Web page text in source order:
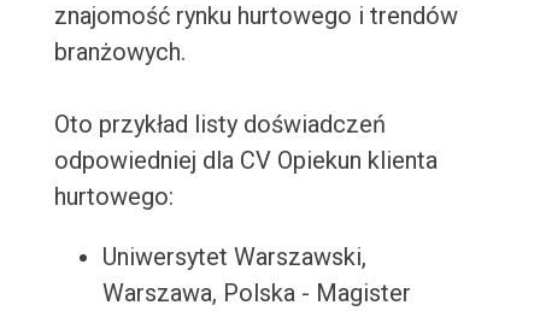
znajomość rynku hurtowego i trendów
branżowych.
Oto przykład listy doświadczeń
odpowiedniej dla CV Opiekun klienta
hurtowego:
Uniwersytet Warszawski,
Warszawa, Polska - Magister